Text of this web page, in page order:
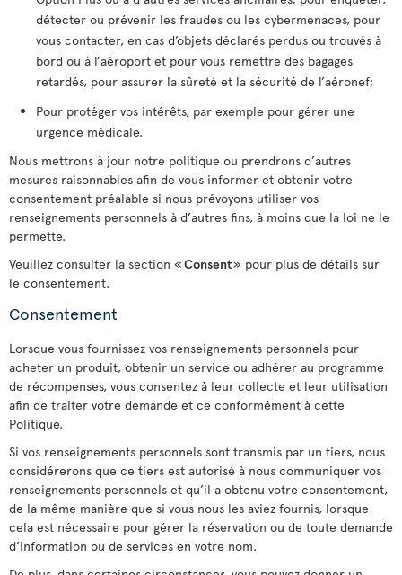
détecter ou prévenir les fraudes ou les cybermenaces, pour
vous contacter, en cas d’objets déclarés perdus ou trouvés à
bord ou à l’aéroport et pour vous remettre des bagages
retardés, pour assurer la sûreté et la sécurité de l’aéronef;
Pour protéger vos intérêts, par exemple pour gérer une
urgence médicale.
Nous mettrons à jour notre politique ou prendrons d’autres
mesures raisonnables afin de vous informer et obtenir votre
consentement préalable si nous prévoyons utiliser vos
renseignements personnels à d’autres fins, à moins que la loi ne le
permette.
Veuillez consulter la section «Consent» pour plus de détails sur
le consentement.
Consentement
Lorsque vous fournissez vos renseignements personnels pour
acheter un produit, obtenir un service ou adhérer au programme
de récompenses, vous consentez à leur collecte et leur utilisation
afin de traiter votre demande et ce conformément à cette
Politique.
Si vos renseignements personnels sont transmis par un tiers, nous
considérerons que ce tiers est autorisé à nous communiquer vos
renseignements personnels et qu’il a obtenu votre consentement,
de la même manière que si vous nous les aviez fournis, lorsque
cela est nécessaire pour gérer la réservation ou de toute demande
d’information ou de services en votre nom.